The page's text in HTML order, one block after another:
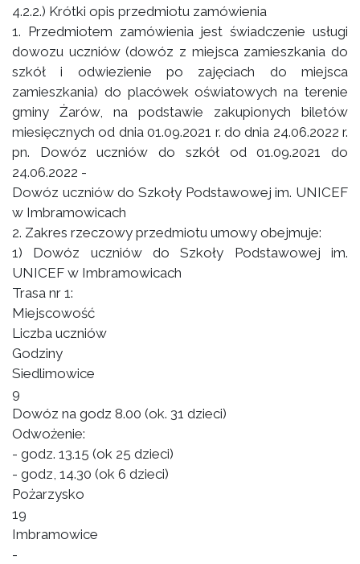
4.2.2.) Krótki opis przedmiotu zamówienia
1. Przedmiotem zamówienia jest świadczenie usługi
dowozu uczniów (dowóz z miejsca zamieszkania do
szkół i odwiezienie po zajęciach do miejsca
zamieszkania) do placówek oświatowych na terenie
gminy Żarów, na podstawie zakupionych biletów
miesięcznych od dnia 01.09.2021 r. do dnia 24.06.2022 r.
pn. Dowóz uczniów do szkół od 01.09.2021 do
24.06.2022 -
Dowóz uczniów do Szkoły Podstawowej im. UNICEF
w Imbramowicach
2. Zakres rzeczowy przedmiotu umowy obejmuje:
1) Dowóz uczniów do Szkoły Podstawowej im.
UNICEF w Imbramowicach
Trasa nr 1:
Miejscowość
Liczba uczniów
Godziny
Siedlimowice
9
Dowóz na godz 8.00 (ok. 31 dzieci)
Odwożenie:
- godz. 13.15 (ok 25 dzieci)
- godz, 14.30 (ok 6 dzieci)
Pożarzysko
19
Imbramowice
-